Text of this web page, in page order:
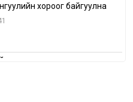
хороог байгуулна
зөрчил, шалгах,